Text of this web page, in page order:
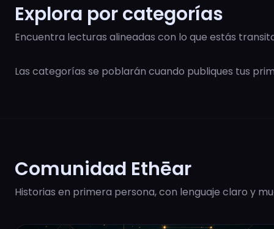
Explora por categorías
Encuentra lecturas alineadas con lo que estás
Las categorías se poblarán cuando publiques tus
Comunidad Ethēar
Historias en primera persona, con lenguaje claro y